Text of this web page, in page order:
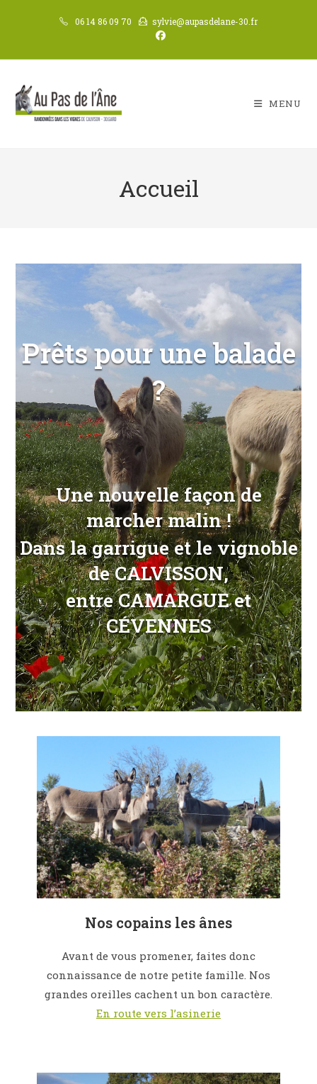
06 14 86 09 70 sylvie@aupasdelane-30.fr
MENU
Accueil
Prêts pour une balade
?
Une nouvelle façon de
marcher malin !
Dans la garrigue et le vignoble
de CALVISSON,
entre CAMARGUE et
CÉVENNES
Nos copains les ânes
Avant de vous promener, faites donc
connaissance de notre petite famille. Nos
grandes oreilles cachent un bon caractère.
En route vers l’asinerie